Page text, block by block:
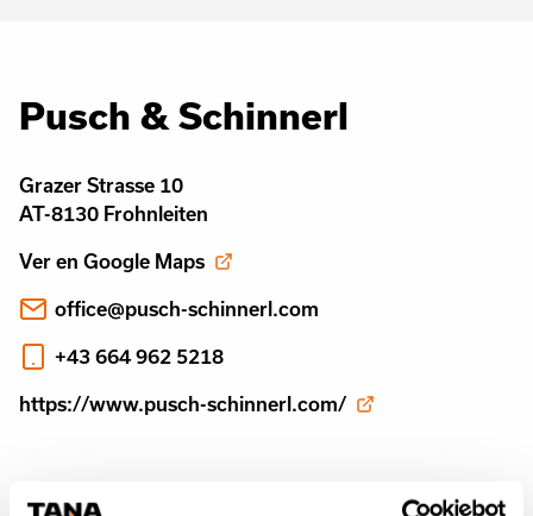
Pusch & Schinnerl
Grazer Strasse 10
AT-8130 Frohnleiten
Ver en Google Maps
office@pusch-schinnerl.com
+43 664 962 5218
https://www.pusch-schinnerl.com/